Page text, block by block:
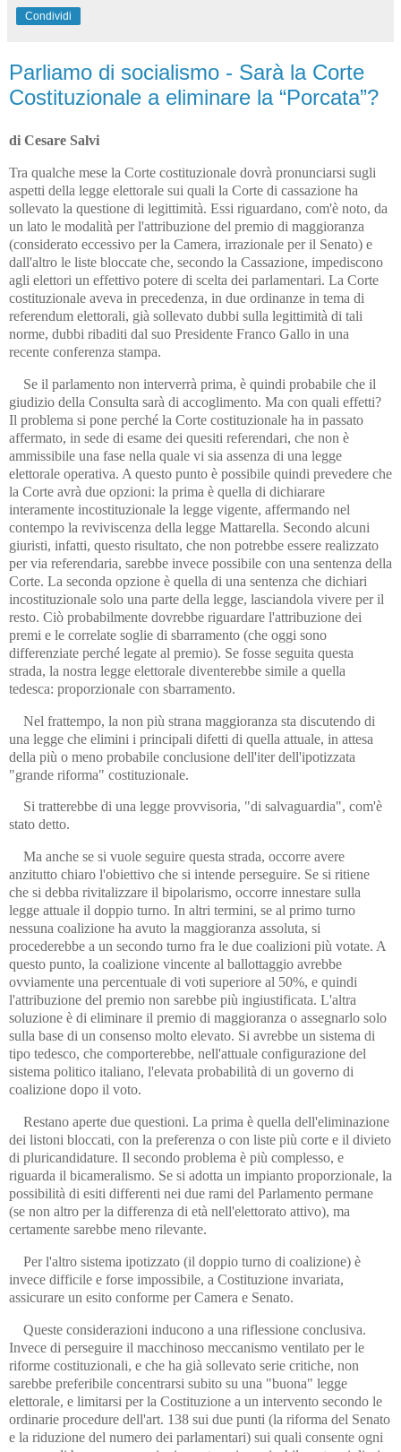
Condividi
Parliamo di socialismo - Sarà la Corte
Costituzionale a eliminare la “Porcata”?
di Cesare Salvi
Tra qualche mese la Corte costituzionale dovrà pronunciarsi sugli
aspetti della legge elettorale sui quali la Corte di cassazione ha
sollevato la questione di legittimità. Essi riguardano, com'è noto, da
un lato le modalità per l'attribuzione del premio di maggioranza
(considerato eccessivo per la Camera, irrazionale per il Senato) e
dall'altro le liste bloccate che, secondo la Cassazione, impediscono
agli elettori un effettivo potere di scelta dei parlamentari. La Corte
costituzionale aveva in precedenza, in due ordinanze in tema di
referendum elettorali, già sollevato dubbi sulla legittimità di tali
norme, dubbi ribaditi dal suo Presidente Franco Gallo in una
recente conferenza stampa.
Se il parlamento non interverrà prima, è quindi probabile che il
giudizio della Consulta sarà di accoglimento. Ma con quali effetti?
Il problema si pone perché la Corte costituzionale ha in passato
affermato, in sede di esame dei quesiti referendari, che non è
ammissibile una fase nella quale vi sia assenza di una legge
elettorale operativa. A questo punto è possibile quindi prevedere che
la Corte avrà due opzioni: la prima è quella di dichiarare
interamente incostituzionale la legge vigente, affermando nel
contempo la reviviscenza della legge Mattarella. Secondo alcuni
giuristi, infatti, questo risultato, che non potrebbe essere realizzato
per via referendaria, sarebbe invece possibile con una sentenza della
Corte. La seconda opzione è quella di una sentenza che dichiari
incostituzionale solo una parte della legge, lasciandola vivere per il
resto. Ciò probabilmente dovrebbe riguardare l'attribuzione dei
premi e le correlate soglie di sbarramento (che oggi sono
differenziate perché legate al premio). Se fosse seguita questa
strada, la nostra legge elettorale diventerebbe simile a quella
tedesca: proporzionale con sbarramento.
Nel frattempo, la non più strana maggioranza sta discutendo di
una legge che elimini i principali difetti di quella attuale, in attesa
della più o meno probabile conclusione dell'iter dell'ipotizzata
"grande riforma" costituzionale.
Si tratterebbe di una legge provvisoria, "di salvaguardia", com'è
stato detto.
Ma anche se si vuole seguire questa strada, occorre avere
anzitutto chiaro l'obiettivo che si intende perseguire. Se si ritiene
che si debba rivitalizzare il bipolarismo, occorre innestare sulla
legge attuale il doppio turno. In altri termini, se al primo turno
nessuna coalizione ha avuto la maggioranza assoluta, si
procederebbe a un secondo turno fra le due coalizioni più votate. A
questo punto, la coalizione vincente al ballottaggio avrebbe
ovviamente una percentuale di voti superiore al 50%, e quindi
l'attribuzione del premio non sarebbe più ingiustificata. L'altra
soluzione è di eliminare il premio di maggioranza o assegnarlo solo
sulla base di un consenso molto elevato. Si avrebbe un sistema di
tipo tedesco, che comporterebbe, nell'attuale configurazione del
sistema politico italiano, l'elevata probabilità di un governo di
coalizione dopo il voto.
Restano aperte due questioni. La prima è quella dell'eliminazione
dei listoni bloccati, con la preferenza o con liste più corte e il divieto
di pluricandidature. Il secondo problema è più complesso, e
riguarda il bicameralismo. Se si adotta un impianto proporzionale, la
possibilità di esiti differenti nei due rami del Parlamento permane
(se non altro per la differenza di età nell'elettorato attivo), ma
certamente sarebbe meno rilevante.
Per l'altro sistema ipotizzato (il doppio turno di coalizione) è
invece difficile e forse impossibile, a Costituzione invariata,
assicurare un esito conforme per Camera e Senato.
Queste considerazioni inducono a una riflessione conclusiva.
Invece di perseguire il macchinoso meccanismo ventilato per le
riforme costituzionali, e che ha già sollevato serie critiche, non
sarebbe preferibile concentrarsi subito su una "buona" legge
elettorale, e limitarsi per la Costituzione a un intervento secondo le
ordinarie procedure dell'art. 138 sui due punti (la riforma del Senato
e la riduzione del numero dei parlamentari) sui quali consente ogni